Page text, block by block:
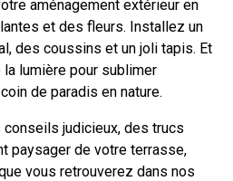
aménagement extérieur en
et des fleurs. Installez un
des coussins et un joli tapis. Et
la lumière pour sublimer
de paradis en nature.
judicieux, des trucs
paysager de votre terrasse,
vous retrouverez dans nos